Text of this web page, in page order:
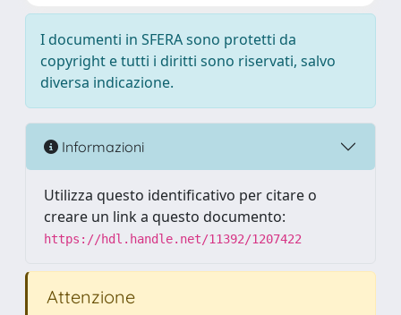
I documenti in SFERA sono protetti da
copyright e tutti i diritti sono riservati, salvo
diversa indicazione.
Informazioni
Utilizza questo identificativo per citare o
creare un link a questo documento:
https://hdl.handle.net/11392/1207422
Attenzione